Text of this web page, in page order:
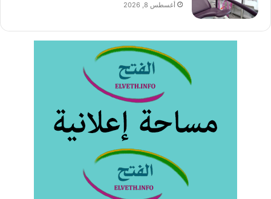
أغسطس 8, 2026